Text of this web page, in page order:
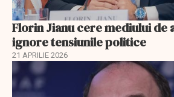
Florin Jianu cere mediului de
ignore tensiunile politice
21 APRILIE 2026
EXCLUSIV